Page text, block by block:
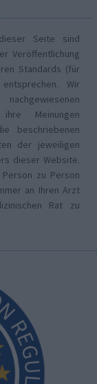
Seite sind
Veröffentlichung
Standards (für
Wir
Meinungen
beschriebenen
der jeweiligen
dieser Website.
zu Person
an Ihren Arzt
Rat zu